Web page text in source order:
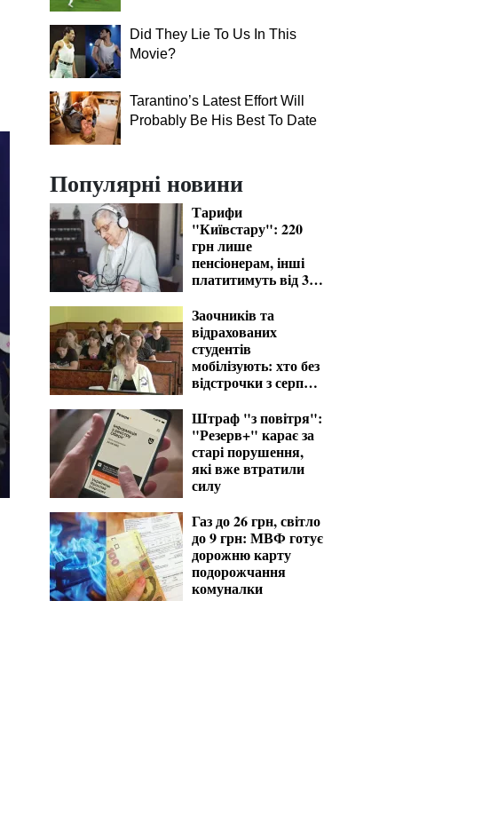
Did They Lie To Us In This
Movie?
Tarantino’s Latest Effort Will
Probably Be His Best To Date
Популярні новини
Тарифи
"Київстару": 220
грн лише
пенсіонерам, інші
платитимуть від 370
Заочників та
відрахованих
студентів
мобілізують: хто без
відстрочки з серпня
Штраф "з повітря":
"Резерв+" карає за
старі порушення,
які вже втратили
силу
Газ до 26 грн, світло
до 9 грн: МВФ готує
дорожню карту
подорожчання
комуналки